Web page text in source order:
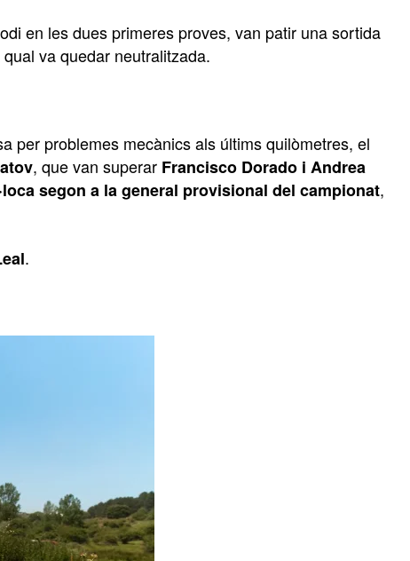
en les dues primeres proves, van patir una sortida
va quedar neutralitzada.
per problemes mecànics als últims quilòmetres, el
, que van superar Francisco Dorado i Andrea
segon a la general provisional del campionat,
.